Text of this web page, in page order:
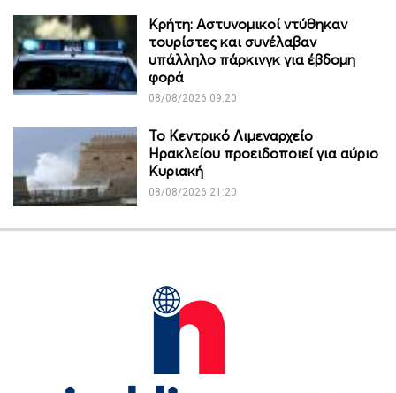
Κρήτη: Αστυνομικοί ντύθηκαν
τουρίστες και συνέλαβαν
υπάλληλο πάρκινγκ για έβδομη
φορά
08/08/2026 09:20
Το Κεντρικό Λιμεναρχείο
Ηρακλείου προειδοποιεί για αύριο
Κυριακή
08/08/2026 21:20